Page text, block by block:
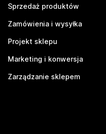
Sprzedaż produktów
Zamówienia i wysyłka
Projekt sklepu
Marketing i konwersja
Zarządzanie sklepem